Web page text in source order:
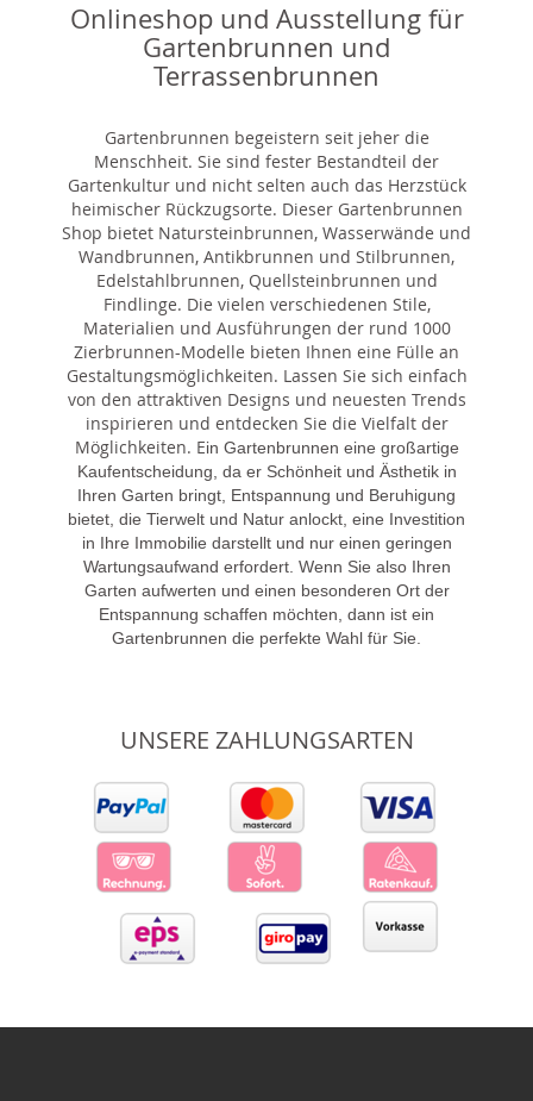
Onlineshop und Ausstellung für
Gartenbrunnen und
Terrassenbrunnen
Gartenbrunnen begeistern seit jeher die
Menschheit. Sie sind fester Bestandteil der
Gartenkultur und nicht selten auch das Herzstück
heimischer Rückzugsorte. Dieser Gartenbrunnen
Shop bietet Natursteinbrunnen, Wasserwände und
Wandbrunnen, Antikbrunnen und Stilbrunnen,
Edelstahlbrunnen, Quellsteinbrunnen und
Findlinge. Die vielen verschiedenen Stile,
Materialien und Ausführungen der rund 1000
Zierbrunnen-Modelle bieten Ihnen eine Fülle an
Gestaltungsmöglichkeiten. Lassen Sie sich einfach
von den attraktiven Designs und neuesten Trends
inspirieren und entdecken Sie die Vielfalt der
Möglichkeiten. Ein Gartenbrunnen eine großartige
Kaufentscheidung, da er Schönheit und Ästhetik in
Ihren Garten bringt, Entspannung und Beruhigung
bietet, die Tierwelt und Natur anlockt, eine Investition
in Ihre Immobilie darstellt und nur einen geringen
Wartungsaufwand erfordert. Wenn Sie also Ihren
Garten aufwerten und einen besonderen Ort der
Entspannung schaffen möchten, dann ist ein
Gartenbrunnen die perfekte Wahl für Sie.
UNSERE ZAHLUNGSARTEN